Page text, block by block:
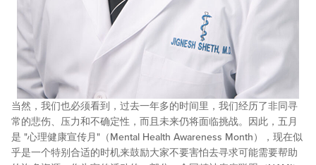
当然，我们也必须看到，过去一年多的时间里，我们经历了非同寻
常的悲伤、压力和不确定性，而且未来仍将面临挑战。因此，五月
是 "心理健康宣传月"（Mental Health Awareness Month），现在似
乎是一个特别合适的时机来鼓励大家不要害怕去寻求可能需要帮助